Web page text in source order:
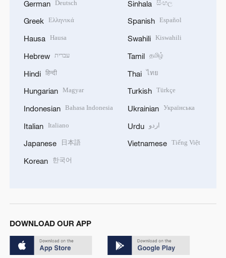
German Deutsch
Greek Ελληνικά
Hausa Hausa
Hebrew עברית
Hindi हिन्दी
Hungarian Magyar
Indonesian Bahasa Indonesia
Italian Italiano
Japanese 日本語
Korean 한국어
Sinhala සිංහල
Spanish Español
Swahili Kiswahili
Tamil தமிழ்
Thai ไทย
Turkish Türkçe
Ukrainian Українська
Urdu اردو
Vietnamese Tiếng Việt
DOWNLOAD OUR APP